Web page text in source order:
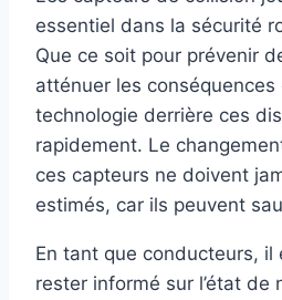
essentiel dans la sécurité
Que ce soit pour prévenir
atténuer les conséquences
technologie derrière ces
rapidement. Le
ces capteurs ne doivent
estimés, car ils peuvent
En tant que conducteurs, il
rester informé sur l’état de